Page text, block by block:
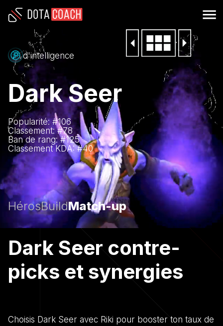
d'intelligence
Dark Seer
Popularité: #106
Classement: #78
Ban de rang: #125
Classement KDA: #40
HérosBuildMatch-up
Dark Seer contre-
picks et synergies
Choisis Dark Seer avec Riki pour booster ton taux de